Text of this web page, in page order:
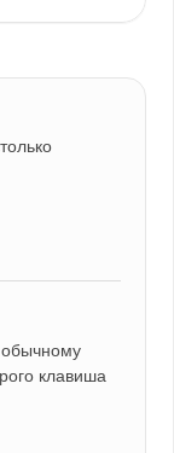
обычному
клавиша